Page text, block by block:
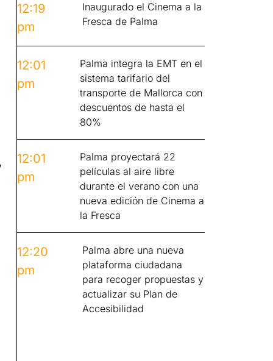
12:19
pm
Inaugurado el Cinema a la
Fresca de Palma
12:01
pm
Palma integra la EMT en el
sistema tarifario del
transporte de Mallorca con
descuentos de hasta el
80%
12:01
pm
Palma proyectará 22
películas al aire libre
durante el verano con una
nueva edición de Cinema a
la Fresca
12:20
pm
Palma abre una nueva
plataforma ciudadana
para recoger propuestas y
actualizar su Plan de
Accesibilidad